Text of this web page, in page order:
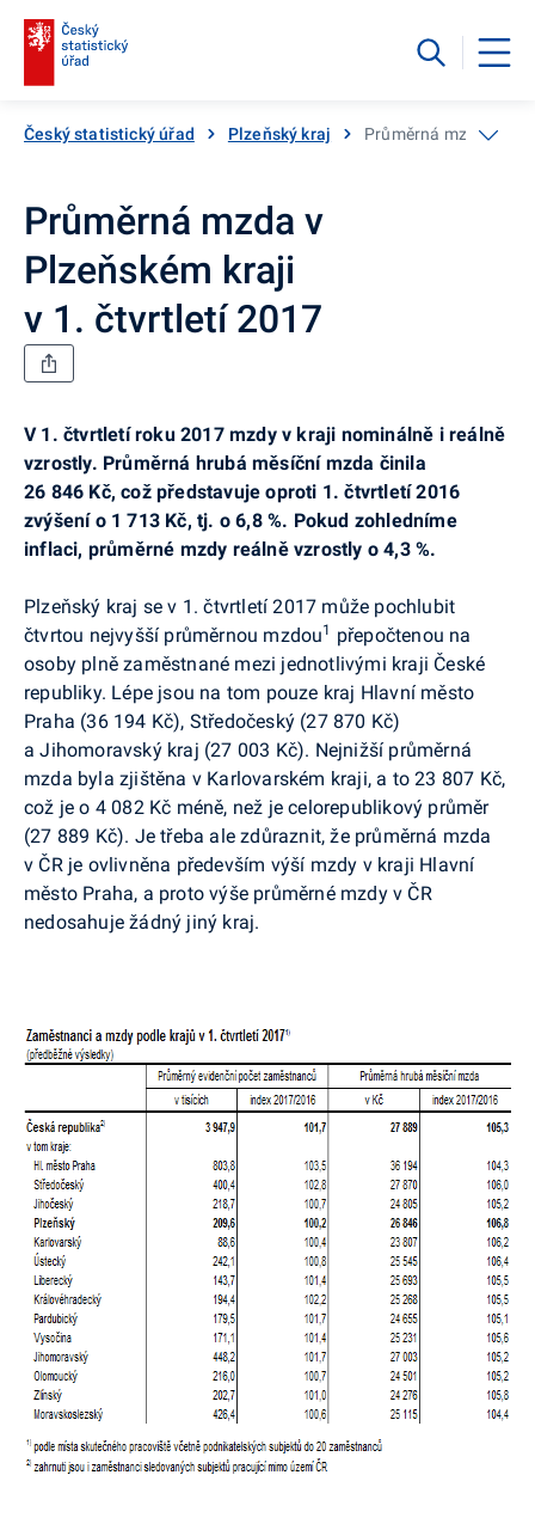
Český statistický úřad Plzeňský kraj Průměrná mzda v
Průměrná mzda v
Plzeňském kraji
v 1. čtvrtletí 2017
V 1. čtvrtletí roku 2017 mzdy v kraji nominálně i reálně
vzrostly. Průměrná hrubá měsíční mzda činila
26 846 Kč, což představuje oproti 1. čtvrtletí 2016
zvýšení o 1 713 Kč, tj. o 6,8 %. Pokud zohledníme
inflaci, průměrné mzdy reálně vzrostly o 4,3 %.
Plzeňský kraj se v 1. čtvrtletí 2017 může pochlubit
čtvrtou nejvyšší průměrnou mzdou1 přepočtenou na
osoby plně zaměstnané mezi jednotlivými kraji České
republiky. Lépe jsou na tom pouze kraj Hlavní město
Praha (36 194 Kč), Středočeský (27 870 Kč)
a Jihomoravský kraj (27 003 Kč). Nejnižší průměrná
mzda byla zjištěna v Karlovarském kraji, a to 23 807 Kč,
což je o 4 082 Kč méně, než je celorepublikový průměr
(27 889 Kč). Je třeba ale zdůraznit, že průměrná mzda
v ČR je ovlivněna především výší mzdy v kraji Hlavní
město Praha, a proto výše průměrné mzdy v ČR
nedosahuje žádný jiný kraj.